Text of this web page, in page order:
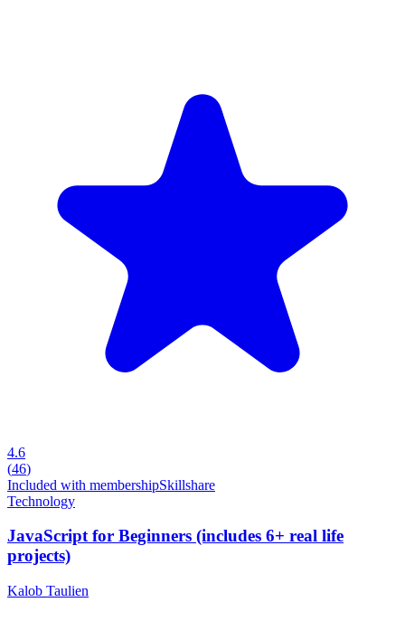
4.6
(46)
Included with membershipSkillshare
Technology
JavaScript for Beginners (includes 6+ real life
projects)
Kalob Taulien